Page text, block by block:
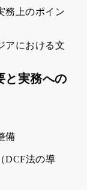
務上のポイン
アにおける文
と実務への
備
DCF法の導